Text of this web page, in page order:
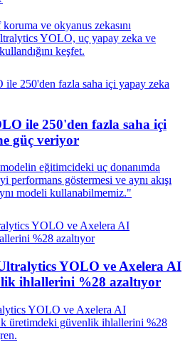
ve okyanus zekasını
YOLO, uç yapay zeka ve
keşfet.
ile 250'den fazla saha içi
güç veriyor
eğitimcideki uç donanımda
performans göstermesi ve aynı akışı
modeli kullanabilmemiz."
YOLO ve Axelera AI
ihlallerini %28 azaltıyor
YOLO ve Axelera AI
üretimdeki güvenlik ihlallerini %28